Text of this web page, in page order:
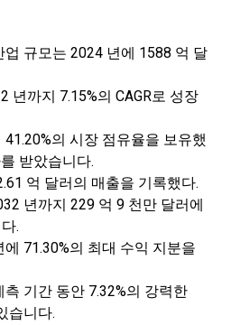
규모는 2024 년에 1588 억 달
년까지 7.15%의 CAGR로 성장
의 시장 점유율을 보유했
받았습니다.
억 달러의 매출을 기록했다.
년까지 229 억 9 천만 달러에
.
71.30%의 최대 수익 지분을
기간 동안 7.32%의 강력한
습니다.